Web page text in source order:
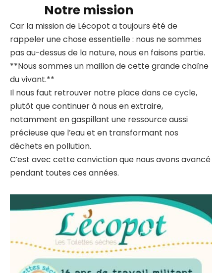
Notre mission
Car la mission de Lécopot a toujours été de
rappeler une chose essentielle : nous ne sommes
pas au-dessus de la nature, nous en faisons partie.
**Nous sommes un maillon de cette grande chaîne
du vivant.**
Il nous faut retrouver notre place dans ce cycle,
plutôt que continuer à nous en extraire,
notamment en gaspillant une ressource aussi
précieuse que l’eau et en transformant nos
déchets en pollution.
C’est avec cette conviction que nous avons avancé
pendant toutes ces années.